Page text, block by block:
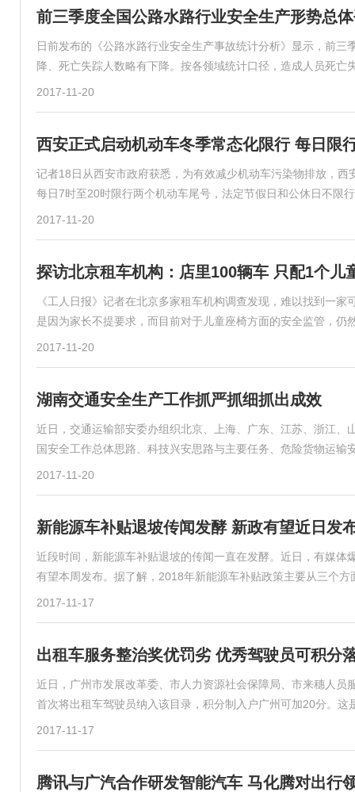
前三季度全国公路水路行业安全生产形势总
日前发布的《公路水路行业安全生产事故统计分析》显示，前
降、死亡失踪人数略有下降。按各领域统计口径，造成人员死亡
2017-11-20
西安正式启动机动车冬季常态化限行 每日限
记者18日从西安市政府获悉，为有效减少机动车污染物排放，
每日7时至20时限行两个机动车尾号，法定节假日和公休日不限
2017-11-20
探访北京租车机构：店里100辆车 只配1个儿
《工人日报》记者在北京多家租车机构调查发现，难以找到一
是因为家长不提要求，而目前对于儿童座椅方面的安全监管，仍
2017-11-20
湖南交通安全生产工作抓严抓细抓出成效
近日，交通运输部安委办组织北京、上海、广东、江苏、浙江
国安全工作总体思路、科技兴安思路与主要任务、危险货物运输
2017-11-20
新能源车补贴退坡传闻发酵 新政有望近日发
近段时间，新能源车补贴退坡的传闻一直在发酵。近日，有媒
有望本周发布。据了解，2018年新能源车补贴政策主要从三个
2017-11-17
出租车服务整治奖优罚劣 优秀驾驶员可积分
近日，广州市发展改革委、市人力资源社会保障局、市来穗人
首次将出租车驾驶员纳入该目录，积分制入户广州可加20分。这
2017-11-17
腾讯与广汽合作研发智能汽车 马化腾对出行